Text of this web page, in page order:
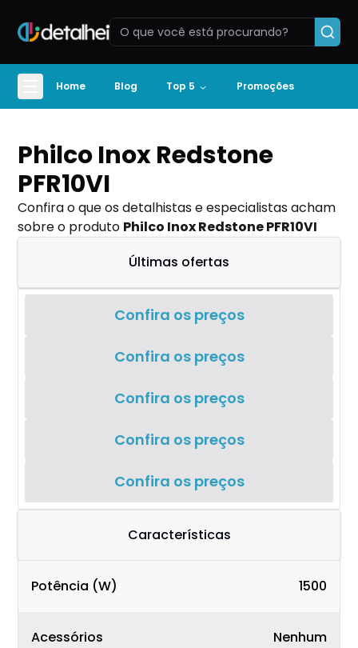
Home Blog Top 5 Promoções
Philco Inox Redstone
PFR10VI
Confira o que os detalhistas e especialistas acham
sobre o produto Philco Inox Redstone PFR10VI
Últimas ofertas
Confira os preços
Confira os preços
Confira os preços
Confira os preços
Confira os preços
Características
Potência (W) 1500
Acessórios Nenhum